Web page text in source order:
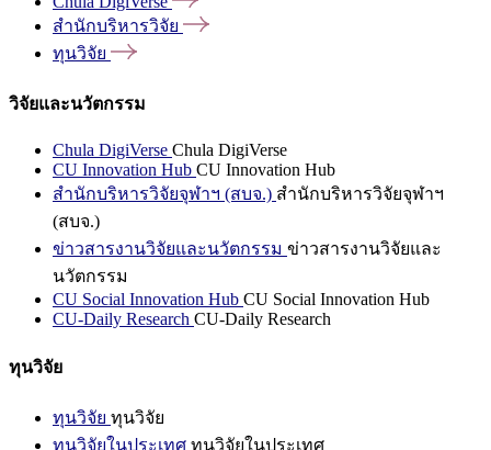
สำนักบริหารวิจัย
ทุนวิจัย
วิจัยและนวัตกรรม
Chula DigiVerse Chula DigiVerse
CU Innovation Hub CU Innovation Hub
สำนักบริหารวิจัยจุฬาฯ (สบจ.) สำนักบริหารวิจัยจุฬาฯ
(สบจ.)
ข่าวสารงานวิจัยและนวัตกรรม ข่าวสารงานวิจัยและ
นวัตกรรม
CU Social Innovation Hub CU Social Innovation Hub
CU-Daily Research CU-Daily Research
ทุนวิจัย
ทุนวิจัย ทุนวิจัย
ทุนวิจัยในประเทศ ทุนวิจัยในประเทศ